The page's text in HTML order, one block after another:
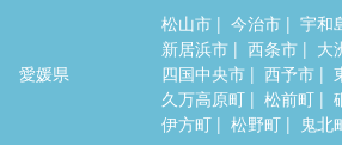
愛媛県
松山市 今治市 宇和
新居浜市
西条市 大
四国中央市
西予市
久万高原町
松前町
伊方町
松野町 鬼北